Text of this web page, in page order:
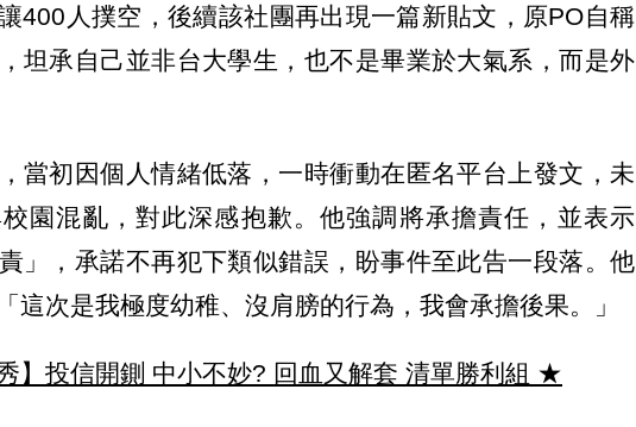
400人撲空，後續該社團再出現一篇新貼文，原PO自稱
坦承自己並非台大學生，也不是畢業於大氣系，而是外
當初因個人情緒低落，一時衝動在匿名平台上發文，未
園混亂，對此深感抱歉。他強調將承擔責任，並表示
責」，承諾不再犯下類似錯誤，盼事件至此告一段落。他
這次是我極度幼稚、沒肩膀的行為，我會承擔後果。」
】投信開鍘 中小不妙? 回血又解套 清單勝利組 ★